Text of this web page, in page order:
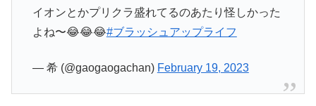
イオンとかプリクラ盛れてるのあたり怪しかった
よね〜😂😂😂#ブラッシュアップライフ
— 希 (@gaogaogachan) February 19, 2023